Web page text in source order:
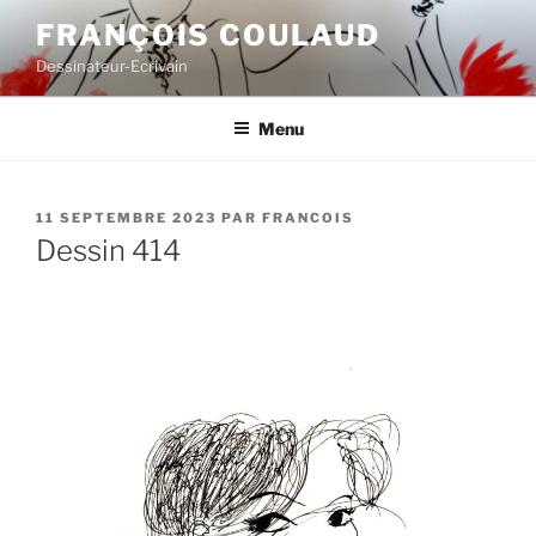
contenu
principal
FRANÇOIS COULAUD
Dessinateur-Ecrivain
Menu
PUBLIÉ
LE
11 SEPTEMBRE 2023 PAR FRANCOIS
Dessin 414